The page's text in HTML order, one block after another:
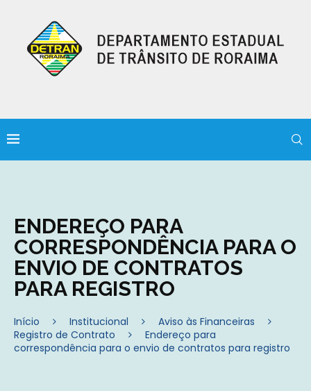
ENDEREÇO PARA
CORRESPONDÊNCIA PARA O
ENVIO DE CONTRATOS
PARA REGISTRO
Início Institucional
Aviso às Financeiras
Registro de Contrato
Endereço para
correspondência para o envio de contratos para registro